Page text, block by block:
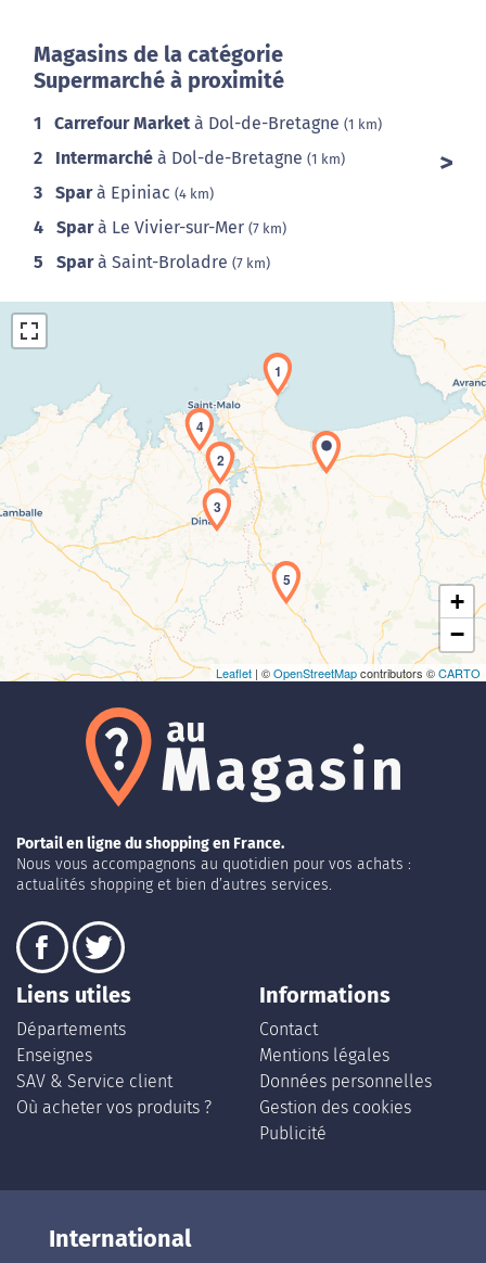
Magasins de la catégorie
Supermarché à proximité
1 Carrefour Market à Dol-de-Bretagne (1 km)
2 Intermarché à Dol-de-Bretagne (1 km)
3 Sparà Epiniac (4 km)
4 Sparà Le Vivier-sur-Mer (7 km)
5 Sparà Saint-Broladre (7 km)
Chargement de la carte en cours...
1
2
3
4
5
+
−
Leaflet | ©OpenStreetMapcontributors ©CARTO
Portail en ligne du shopping en France.
Nous vous accompagnons au quotidien pour vos achats :
actualités shopping et bien d’autres services.
Liens utiles
Départements
Enseignes
SAV & Service client
Où acheter vos produits ?
Informations
Contact
Mentions légales
Données personnelles
Gestion des cookies
Publicité
International